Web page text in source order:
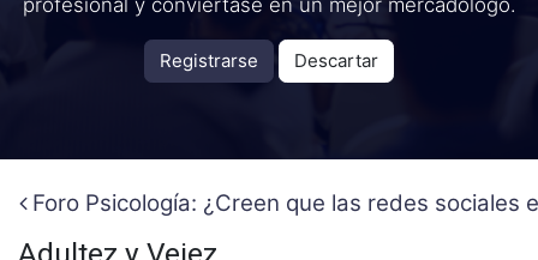
profesional y conviértase en un mejor mercadólogo.
Registrarse Descartar
Foro Psicología: ¿Creen que las redes